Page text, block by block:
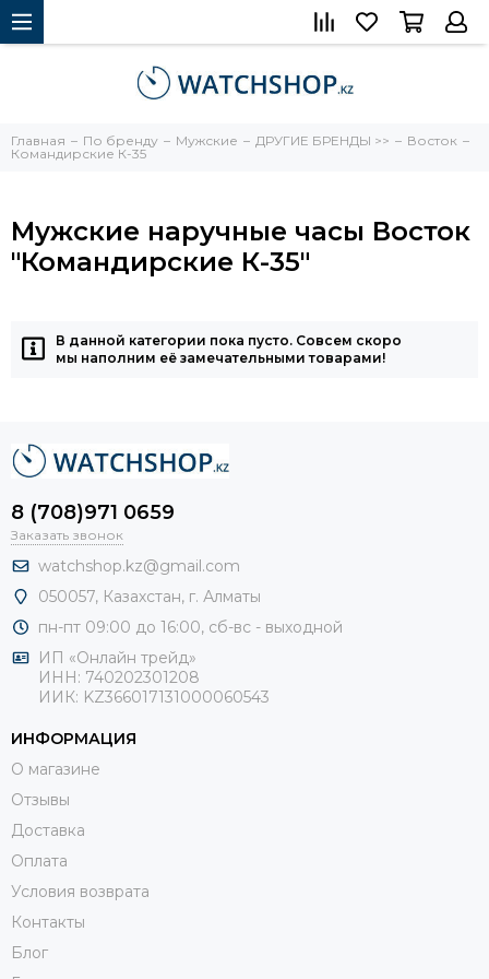
Главная По бренду Мужские ДРУГИЕ БРЕНДЫ >>
Восток
Командирские К-35
Мужские наручные часы Восток
"Командирские К-35"
В данной категории пока пусто. Совсем скоро
мы наполним её замечательными товарами!
8 (708)971 0659
Заказать звонок
watchshop.kz@gmail.com
050057, Казахстан, г. Алматы
пн-пт 09:00 до 16:00, сб-вс - выходной
ИП «Онлайн трейд»
ИНН: 740202301208
ИИК: KZ366017131000060543
ИНФОРМАЦИЯ
О магазине
Отзывы
Доставка
Оплата
Условия возврата
Контакты
Блог